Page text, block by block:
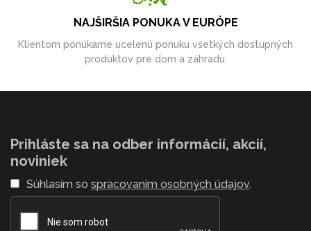
NAJŠIRŠIA PONUKA V EURÓPE
Klientom ponúkame ucelenú ponuku všetkých dostupných
produktov pre dom a záhradu.
Prihláste sa na odber informácií, akcií,
noviniek
Súhlasím so spracovaním osobných údajov.